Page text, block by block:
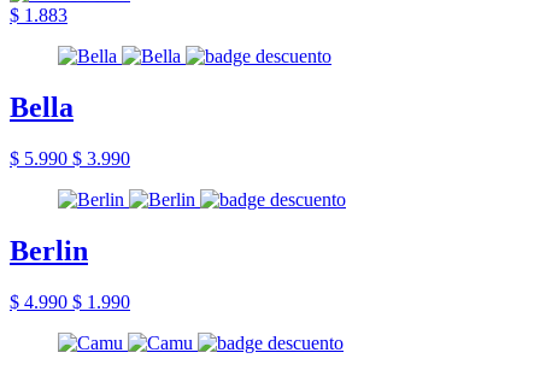
$ 1.883
Bella
$ 5.990 $ 3.990
Berlin
$ 4.990 $ 1.990